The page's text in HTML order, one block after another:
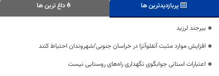
پربازدیدترین ها داغ ترین ها
بیرجند لرزید
افزایش موارد مثبت آنفلوآنزا در خراسان جنوبی/شهروندان احتیاط کنند
اعتبارات استانی جوابگوی نگهداری راه‌های روستایی نیست